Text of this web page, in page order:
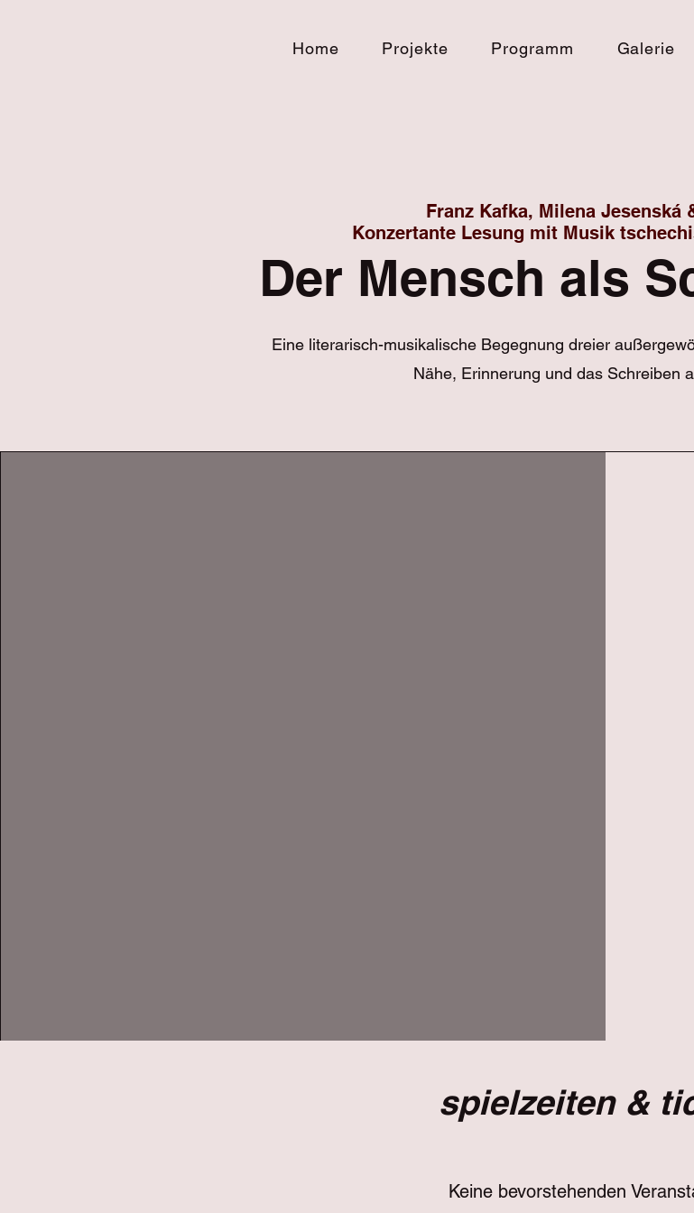
Home Projekte Programm Galerie
Franz Kafka, Milena Jesenská
Konzertante Lesung mit Musik
Der Mensch als
Eine literarisch-musikalische Begegnung dreier
Nähe, Erinnerung und das Schreiben
spielzeiten &
Keine bevorstehenden